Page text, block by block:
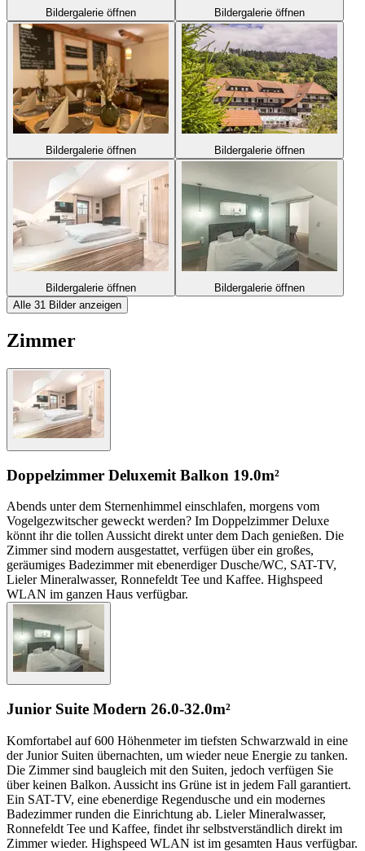
Bildergalerie öffnen Bildergalerie öffnen
Bildergalerie öffnen Bildergalerie öffnen
Bildergalerie öffnen
Bildergalerie öffnen
Alle 31 Bilder anzeigen
Zimmer
Doppelzimmer Deluxemit Balkon 19.0m²
Abends unter dem Sternenhimmel einschlafen, morgens vom
Vogelgezwitscher geweckt werden? Im Doppelzimmer Deluxe
könnt ihr die tollen Aussicht direkt unter dem Dach genießen. Die
Zimmer sind modern ausgestattet, verfügen über ein großes,
geräumiges Badezimmer mit ebenerdiger Dusche/WC, SAT-TV,
Lieler Mineralwasser, Ronnefeldt Tee und Kaffee. Highspeed
WLAN im ganzen Haus verfügbar.
Junior Suite Modern 26.0-32.0m²
Komfortabel auf 600 Höhenmeter im tiefsten Schwarzwald in eine
der Junior Suiten übernachten, um wieder neue Energie zu tanken.
Die Zimmer sind baugleich mit den Suiten, jedoch verfügen Sie
über keinen Balkon. Aussicht ins Grüne ist in jedem Fall garantiert.
Ein SAT-TV, eine ebenerdige Regendusche und ein modernes
Badezimmer runden die Einrichtung ab. Lieler Mineralwasser,
Ronnefeldt Tee und Kaffee, findet ihr selbstverständlich direkt im
Zimmer wieder. Highspeed WLAN ist im gesamten Haus verfügbar.